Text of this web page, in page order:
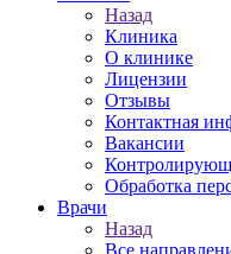
Назад
Клиника
О клинике
Лицензии
Отзывы
Контактная
Вакансии
Обработка
Врачи
Назад
Все